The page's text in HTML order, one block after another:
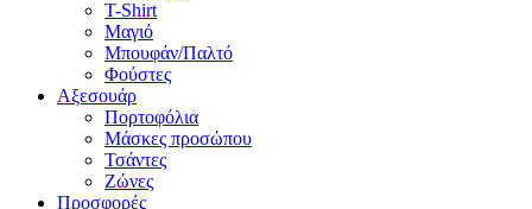
T-Shirt
Μαγιό
Μπουφάν/Παλτό
Φούστες
Αξεσουάρ
Πορτοφόλια
Μάσκες προσώπου
Τσάντες
Ζώνες
Προσφορές